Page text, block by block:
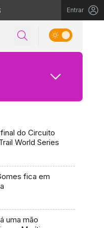
Entrar
do Circuito
World Series
fica em
uma mão